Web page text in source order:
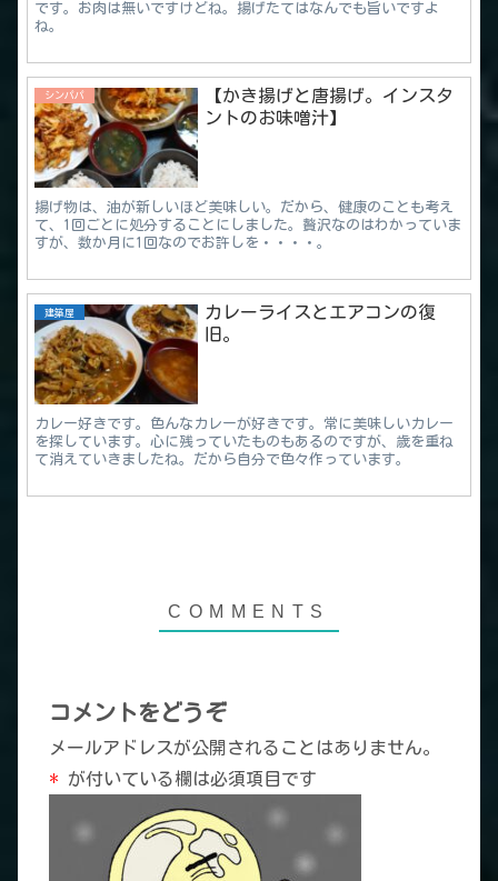
です。お肉は無いですけどね。揚げたてはなんでも旨いですよ
ね。
シンパパ
【かき揚げと唐揚げ。インスタ
ントのお味噌汁】
揚げ物は、油が新しいほど美味しい。だから、健康のことも考え
て、1回ごとに処分することにしました。贅沢なのはわかっていま
すが、数か月に1回なのでお許しを・・・・。
建築屋
カレーライスとエアコンの復
旧。
カレー好きです。色んなカレーが好きです。常に美味しいカレー
を探しています。心に残っていたものもあるのですが、歳を重ね
て消えていきましたね。だから自分で色々作っています。
コメントをどうぞ
メールアドレスが公開されることはありません。
* が付いている欄は必須項目です